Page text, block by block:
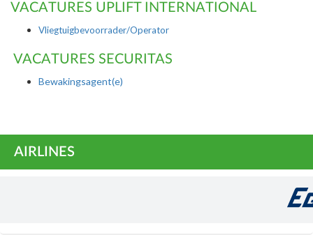
VACATURES UPLIFT INTERNATIONAL
Vliegtuigbevoorrader/Operator
VACATURES SECURITAS
Bewakingsagent(e)
AIRLINES